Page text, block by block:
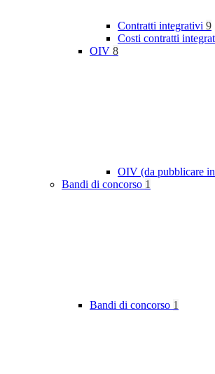
Contratti integrativi 9
Costi contratti
OIV 8
OIV (da pubblicare
Bandi di concorso 1
Bandi di concorso 1